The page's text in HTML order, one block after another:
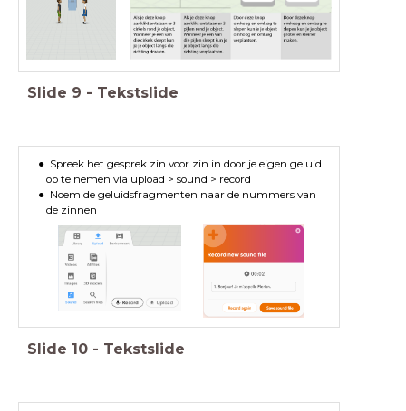
Slide 9 - Tekstslide
Spreek het gesprek zin voor zin in door je eigen geluid
op te nemen via upload > sound > record
Noem de geluidsfragmenten naar de nummers van
de zinnen
Slide 10 - Tekstslide